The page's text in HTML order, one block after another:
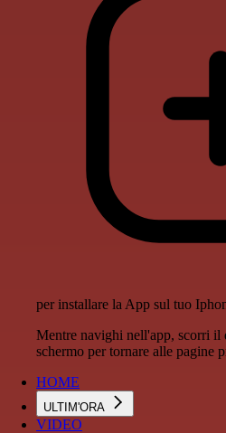
per installare la App sul tuo
Mentre navighi nell'app, scorri il
schermo per tornare alle pagine
HOME
ULTIM'ORA
VIDEO